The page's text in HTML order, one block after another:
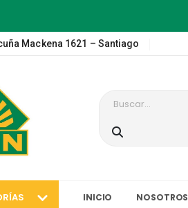
Mackena 1621 – Santiago
INICIO NOSOTROS